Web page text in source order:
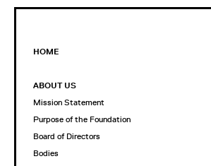
HOME
ABOUT US
Mission Statement
Purpose of the Foundation
Board of Directors
Bodies